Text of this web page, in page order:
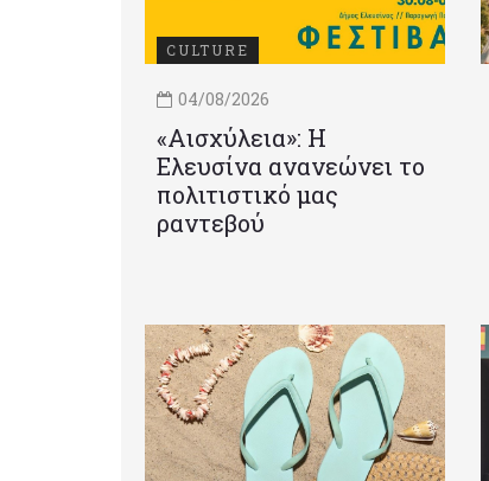
CULTURE
04/08/2026
«Αισχύλεια»: Η
Ελευσίνα ανανεώνει το
πολιτιστικό μας
ραντεβού